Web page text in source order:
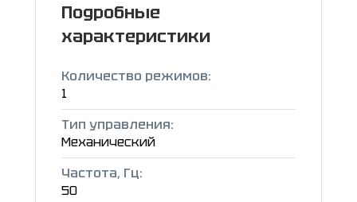
Подробные
характеристики
Количество режимов:
1
Тип управления:
Механический
Частота, Гц:
50